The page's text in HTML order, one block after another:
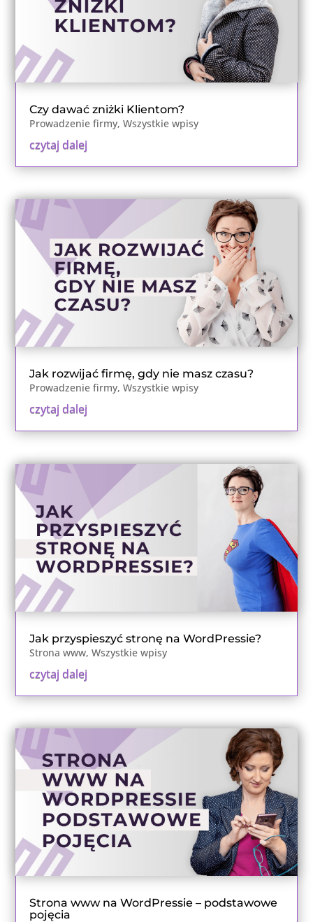
Czy dawać zniżki Klientom?
Prowadzenie firmy,Wszystkie wpisy
czytaj dalej
Jak rozwijać firmę, gdy nie masz czasu?
Prowadzenie firmy,Wszystkie wpisy
czytaj dalej
Jak przyspieszyć stronę na WordPressie?
Strona www,Wszystkie wpisy
czytaj dalej
Strona www na WordPressie – podstawowe
pojęcia